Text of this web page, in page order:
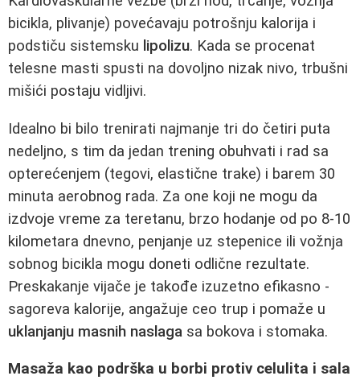
bicikla, plivanje) povećavaju potrošnju kalorija i
podstiču sistemsku lipolizu. Kada se procenat
telesne masti spusti na dovoljno nizak nivo, trbušni
mišići postaju vidljivi.
Idealno bi bilo trenirati najmanje tri do četiri puta
nedeljno, s tim da jedan trening obuhvati i rad sa
opterećenjem (tegovi, elastične trake) i barem 30
minuta aerobnog rada. Za one koji ne mogu da
izdvoje vreme za teretanu, brzo hodanje od po 8-10
kilometara dnevno, penjanje uz stepenice ili vožnja
sobnog bicikla mogu doneti odlične rezultate.
Preskakanje vijače je takođe izuzetno efikasno -
sagoreva kalorije, angažuje ceo trup i pomaže u
uklanjanju masnih naslaga sa bokova i stomaka.
Masaža kao podrška u borbi protiv celulita i sala